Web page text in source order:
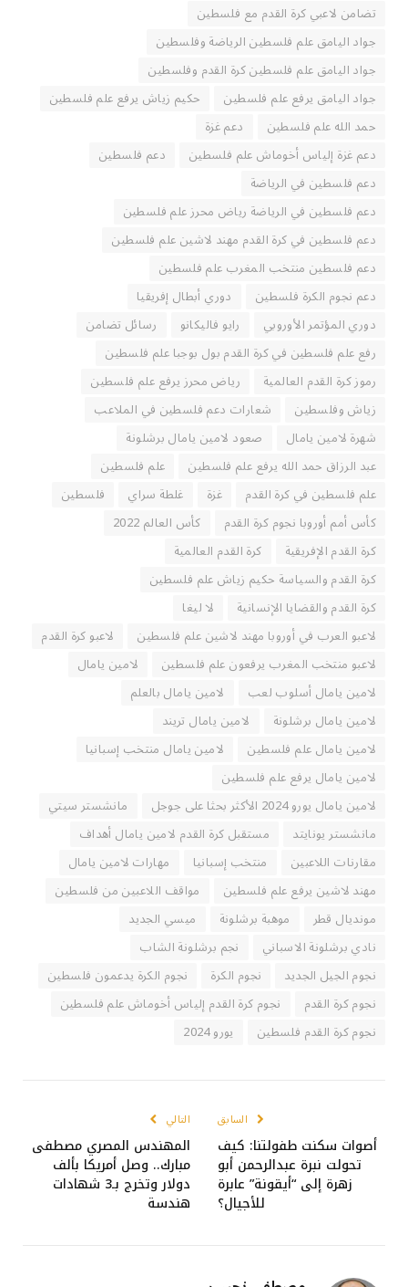
تضامن لاعبي كرة القدم مع فلسطين
جواد اليامق علم فلسطين الرياضة وفلسطين
جواد اليامق علم فلسطين كرة القدم وفلسطين
جواد اليامق يرفع علم فلسطين
حكيم زياش يرفع علم فلسطين
حمد الله علم فلسطين
دعم غزة
دعم غزة إلياس أخوماش علم فلسطين
دعم فلسطين
دعم فلسطين في الرياضة
دعم فلسطين في الرياضة رياض محرز علم فلسطين
دعم فلسطين في كرة القدم مهند لاشين علم فلسطين
دعم فلسطين منتخب المغرب علم فلسطين
دعم نجوم الكرة فلسطين
دوري أبطال إفريقيا
دوري المؤتمر الأوروبي
رايو فاليكانو
رسائل تضامن
رفع علم فلسطين في كرة القدم بول بوجبا علم فلسطين
رموز كرة القدم العالمية
رياض محرز يرفع علم فلسطين
زياش وفلسطين
شعارات دعم فلسطين في الملاعب
شهرة لامين يامال
صعود لامين يامال برشلونة
عبد الرزاق حمد الله يرفع علم فلسطين
علم فلسطين
علم فلسطين في كرة القدم
غزة غلطة سراي
فلسطين
كأس أمم أوروبا نجوم كرة القدم
كأس العالم 2022
كرة القدم الإفريقية
كرة القدم العالمية
كرة القدم والسياسة حكيم زياش علم فلسطين
كرة القدم والقضايا الإنسانية
لا ليغا
لاعبو العرب في أوروبا مهند لاشين علم فلسطين
لاعبو كرة القدم
لاعبو منتخب المغرب يرفعون علم فلسطين
لامين يامال
لامين يامال أسلوب لعب
لامين يامال بالعلم
لامين يامال برشلونة
لامين يامال تريند
لامين يامال علم فلسطين
لامين يامال منتخب إسبانيا
لامين يامال يرفع علم فلسطين
لامين يامال يورو 2024 الأكثر بحثا على جوجل
مانشستر سيتي
مانشستر يونايتد
مستقبل كرة القدم لامين يامال أهداف
مقارنات اللاعبين
منتخب إسبانيا
مهارات لامين يامال
مهند لاشين يرفع علم فلسطين
مواقف اللاعبين من فلسطين
مونديال قطر
موهبة برشلونة
ميسي الجديد
نادي برشلونة الاسباني
نجم برشلونة الشاب
نجوم الجيل الجديد
نجوم الكرة
نجوم الكرة يدعمون فلسطين
نجوم كرة القدم
نجوم كرة القدم إلياس أخوماش علم فلسطين
نجوم كرة القدم فلسطين
يورو 2024
السابق
أصوات سكنت طفولتنا: كيف
تحولت نبرة عبدالرحمن أبو
زهرة إلى “أيقونة” عابرة
للأجيال؟
التالي
المهندس المصري مصطفى
مبارك.. وصل أمريكا بألف
دولار وتخرج بـ3 شهادات
هندسة